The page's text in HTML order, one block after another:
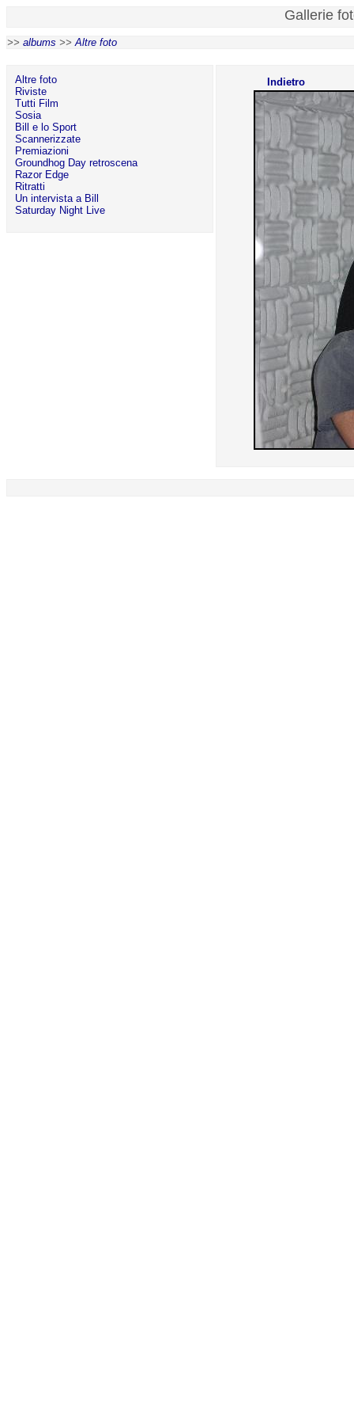
Gallerie
>> albums >>Altre foto
Altre foto
Riviste
Tutti Film
Sosia
Bill e lo Sport
Scannerizzate
Premiazioni
Groundhog Day retroscena
Razor Edge
Ritratti
Un intervista a Bill
Saturday Night Live
Indietro